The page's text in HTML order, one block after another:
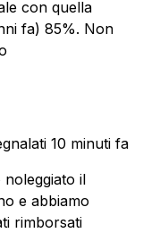
con quella
fa) 85%. Non
10 minuti fa
noleggiato il
e abbiamo
rimborsati